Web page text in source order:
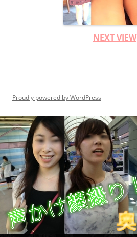
NEXT VIEW
Proudly powered by WordPress